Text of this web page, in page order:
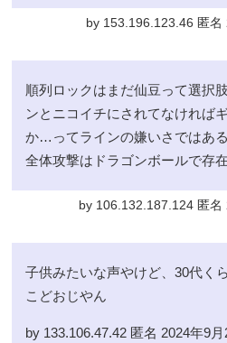
by 153.196.123.46 匿名
順列ロックはまだ仙豆って選択
ンとニコイチにされてなければ
か…ってラインの嫌いさではある
全体攻撃はドラゴンボールで存
by 106.132.187.124 匿名
子供みたいな声やけど、30代く
こどおじやん
by 133.106.47.42 匿名 2024年9